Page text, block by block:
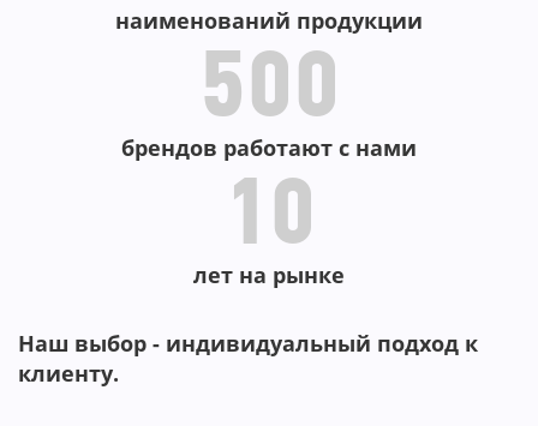
-
наименований продукции
500
брендов работают с нами
10
лет на рынке
Наш выбор - индивидуальный подход к
клиенту.